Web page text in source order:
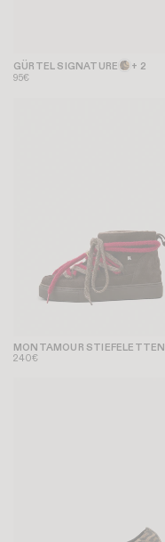
GÜRTEL SIGNATURE + 2
95€
MONTAMOUR STIEFELETTEN
240€